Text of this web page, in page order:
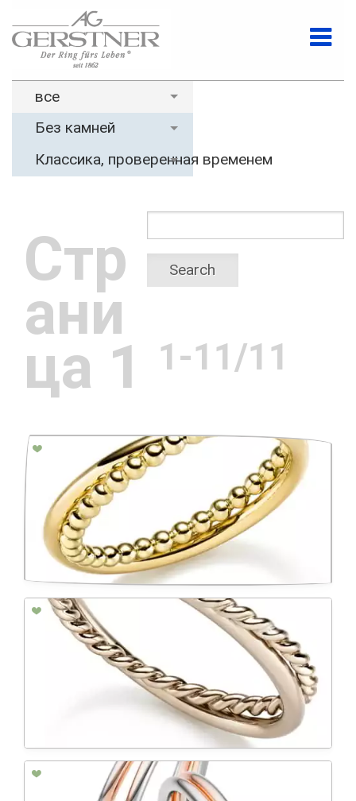
все
Без камней
Классика, проверенная временем
Search
Стр
ани
ца 1 1-11/11